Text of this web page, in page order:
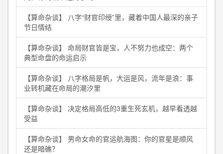
【算命杂谈】 八字“财官印绶”里，藏着中国人最深的亲子
节日情结
【算命杂谈】 命局财官皆是宝，人不努力也成空：两个
典型命盘的命运启示
【算命杂谈】 八字格局是帆，大运是风，流年是浪：事
业转机藏在命局的潮汐里
【算命杂谈】 决定格局高低的3重生死玄机，越早看透越
受益
【算命杂谈】 男命女命的官运航海图：你的官星是顺风
还是暗礁？